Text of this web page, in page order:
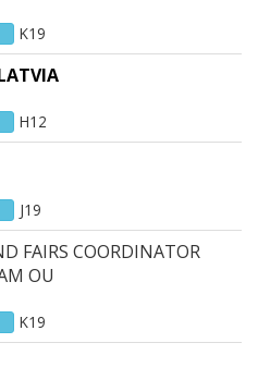
K19
H12
J19
FAIRS COORDINATOR
OU
K19